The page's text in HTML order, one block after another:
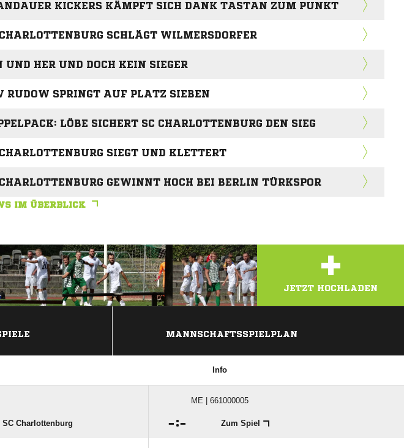
KICKERS KÄMPFT SICH DANK TASTAN ZUM PUNKT
SCHLÄGT WILMERSDORFER
UND HER UND DOCH KEIN SIEGER
RUDOW SPRINGT AUF PLATZ SIEBEN
LÖBE SICHERT SC CHARLOTTENBURG DEN SIEG
SIEGT UND KLETTERT
GEWINNT HOCH BEI BERLIN TÜRKSPOR
IM ÜBERBLICK
+
JETZT HOCHLADEN
MANNSCHAFTSSPIELPLAN
Info
ME | 661000005
SC Charlottenburg : Zum Spiel